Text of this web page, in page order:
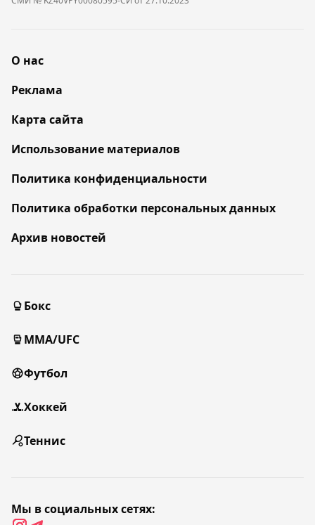
О нас
Реклама
Карта сайта
Использование материалов
Политика конфиденциальности
Политика обработки персональных данных
Архив новостей
Бокс
MMA/UFC
Футбол
Хоккей
Теннис
Мы в социальных сетях: